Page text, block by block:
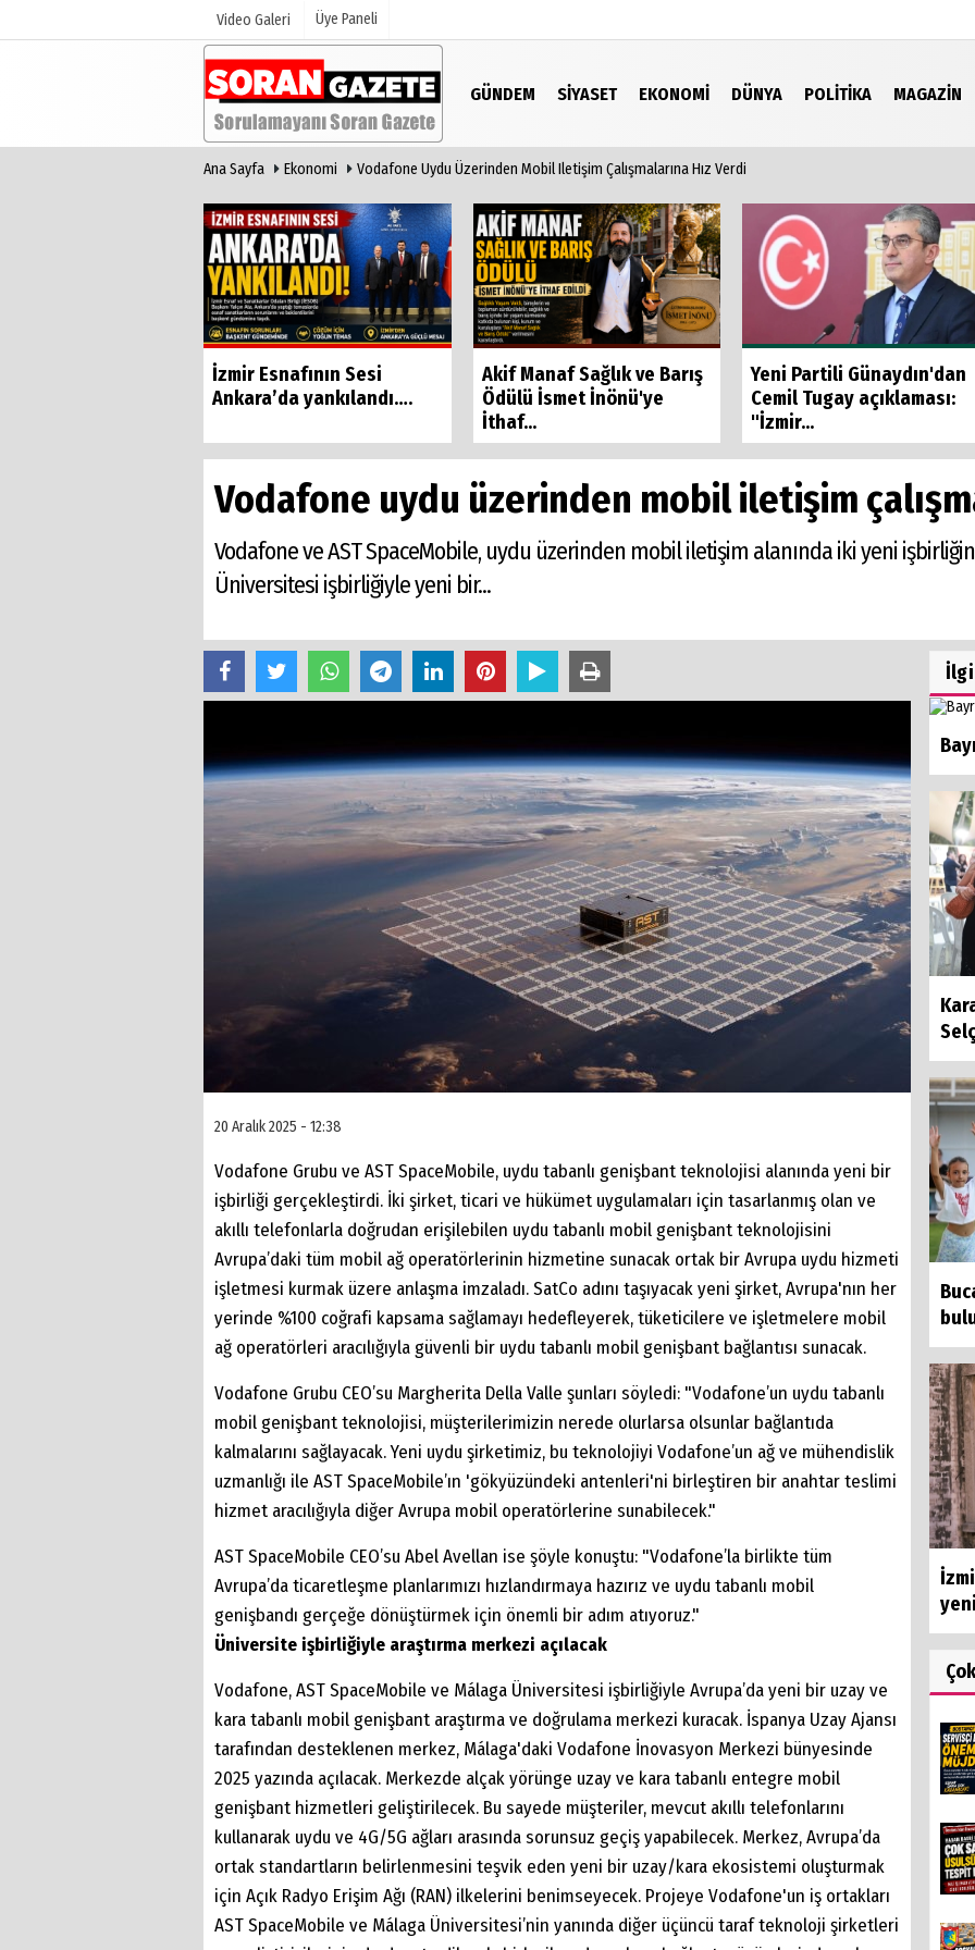
Video Galeri Üye Paneli
GÜNDEM SIYASET EKONOMI DÜNYA POLITIKA MAGAZIN
Anketler
Ana Sayfa Ekonomi Vodafone Uydu Üzerinden Mobil Iletişim Çalışmalarına Hız Verdi
İzmir Esnafının Sesi
Ankara’da yankılandı….
Akif Manaf Sağlık ve Barış
Ödülü İsmet İnönü'ye
İthaf...
Yeni Partili Günaydın'dan
Cemil Tugay açıklaması:
"İzmir...
Vodafone uydu üzerinden mobil iletişim
Vodafone ve AST SpaceMobile, uydu üzerinden mobil iletişim alanında iki yeni
Üniversitesi işbirliğiyle yeni bir...
20 Aralık 2025 - 12:38
Vodafone Grubu ve AST SpaceMobile, uydu tabanlı genişbant teknolojisi alanında yeni bir
işbirliği gerçekleştirdi. İki şirket, ticari ve hükümet uygulamaları için tasarlanmış olan ve
akıllı telefonlarla doğrudan erişilebilen uydu tabanlı mobil genişbant teknolojisini
Avrupa’daki tüm mobil ağ operatörlerinin hizmetine sunacak ortak bir Avrupa uydu hizmeti
işletmesi kurmak üzere anlaşma imzaladı. SatCo adını taşıyacak yeni şirket, Avrupa'nın her
yerinde %100 coğrafi kapsama sağlamayı hedefleyerek, tüketicilere ve işletmelere mobil
ağ operatörleri aracılığıyla güvenli bir uydu tabanlı mobil genişbant bağlantısı sunacak.
Vodafone Grubu CEO’su Margherita Della Valle şunları söyledi: "Vodafone’un uydu tabanlı
mobil genişbant teknolojisi, müşterilerimizin nerede olurlarsa olsunlar bağlantıda
kalmalarını sağlayacak. Yeni uydu şirketimiz, bu teknolojiyi Vodafone’un ağ ve mühendislik
uzmanlığı ile AST SpaceMobile’ın 'gökyüzündeki antenleri'ni birleştiren bir anahtar teslimi
hizmet aracılığıyla diğer Avrupa mobil operatörlerine sunabilecek."
AST SpaceMobile CEO’su Abel Avellan ise şöyle konuştu: "Vodafone’la birlikte tüm
Avrupa’da ticaretleşme planlarımızı hızlandırmaya hazırız ve uydu tabanlı mobil
genişbandı gerçeğe dönüştürmek için önemli bir adım atıyoruz."
Üniversite işbirliğiyle araştırma merkezi açılacak
Vodafone, AST SpaceMobile ve Málaga Üniversitesi işbirliğiyle Avrupa’da yeni bir uzay ve
kara tabanlı mobil genişbant araştırma ve doğrulama merkezi kuracak. İspanya Uzay Ajansı
tarafından desteklenen merkez, Málaga'daki Vodafone İnovasyon Merkezi bünyesinde
2025 yazında açılacak. Merkezde alçak yörünge uzay ve kara tabanlı entegre mobil
genişbant hizmetleri geliştirilecek. Bu sayede müşteriler, mevcut akıllı telefonlarını
kullanarak uydu ve 4G/5G ağları arasında sorunsuz geçiş yapabilecek. Merkez, Avrupa’da
ortak standartların belirlenmesini teşvik eden yeni bir uzay/kara ekosistemi oluşturmak
için Açık Radyo Erişim Ağı (RAN) ilkelerini benimseyecek. Projeye Vodafone'un iş ortakları
AST SpaceMobile ve Málaga Üniversitesi’nin yanında diğer üçüncü taraf teknoloji şirketleri